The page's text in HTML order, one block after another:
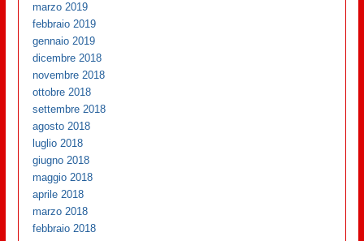
marzo 2019
febbraio 2019
gennaio 2019
dicembre 2018
novembre 2018
ottobre 2018
settembre 2018
agosto 2018
luglio 2018
giugno 2018
maggio 2018
aprile 2018
marzo 2018
febbraio 2018